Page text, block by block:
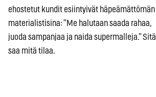
ehostetut kundit esiintyivät häpeämättömän
materialistisina: ”Me halutaan saada rahaa,
juoda sampanjaa ja naida supermalleja.” Sitä
saa mitä tilaa.